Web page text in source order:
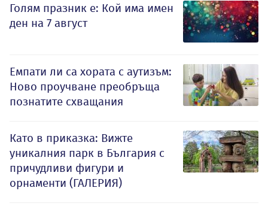
Голям празник е: Кой има имен
ден на 7 август
Емпати ли са хората с аутизъм:
Ново проучване преобръща
познатите схващания
Като в приказка: Вижте
уникалния парк в България с
причудливи фигури и
орнаменти (ГАЛЕРИЯ)